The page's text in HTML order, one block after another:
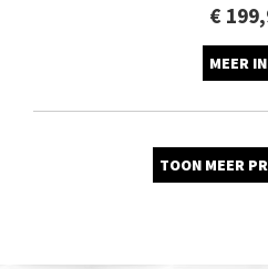
€
MEER
TOON MEER